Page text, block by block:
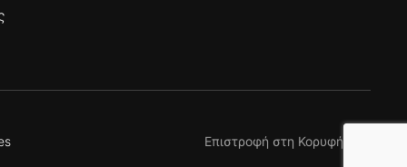
Επιστροφή στη Κορυφή